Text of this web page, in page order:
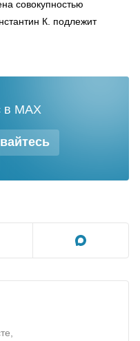
совокупностью
К. подлежит
в MAX